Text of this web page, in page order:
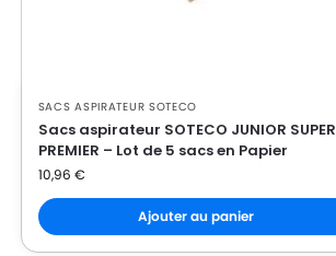
SOTECO
SOTECO EUROPA 215 MINI
SOTECO
SOTECO EUROPA 300
SOTECO
SOTECO EUROPA 330
SOTECO
SOTECO EUROPA 515 HP
SACS ASPIRATEUR SOTECO
Sacs aspirateur SOTECO JUNIOR SUPER
PREMIER – Lot de 5 sacs en Papier
10,96 €
Ajouter au panier